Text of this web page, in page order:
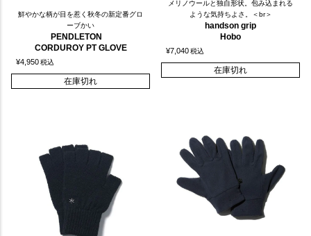
鮮やかな柄が目を惹く秋冬の新定番グロ
ーブかい
PENDLETON
CORDUROY PT GLOVE
¥4,950税込
在庫切れ
メリノウールと独自形状。包み込まれる
ような気持ちよさ。＜br＞
handson grip
Hobo
¥7,040税込
在庫切れ